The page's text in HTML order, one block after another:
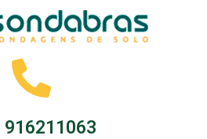
916211063